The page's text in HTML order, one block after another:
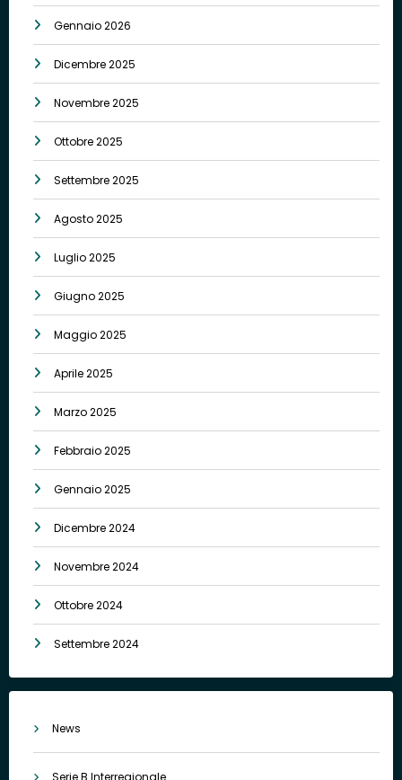
Gennaio 2026
Dicembre 2025
Novembre 2025
Ottobre 2025
Settembre 2025
Agosto 2025
Luglio 2025
Giugno 2025
Maggio 2025
Aprile 2025
Marzo 2025
Febbraio 2025
Gennaio 2025
Dicembre 2024
Novembre 2024
Ottobre 2024
Settembre 2024
News
Serie B Interregionale